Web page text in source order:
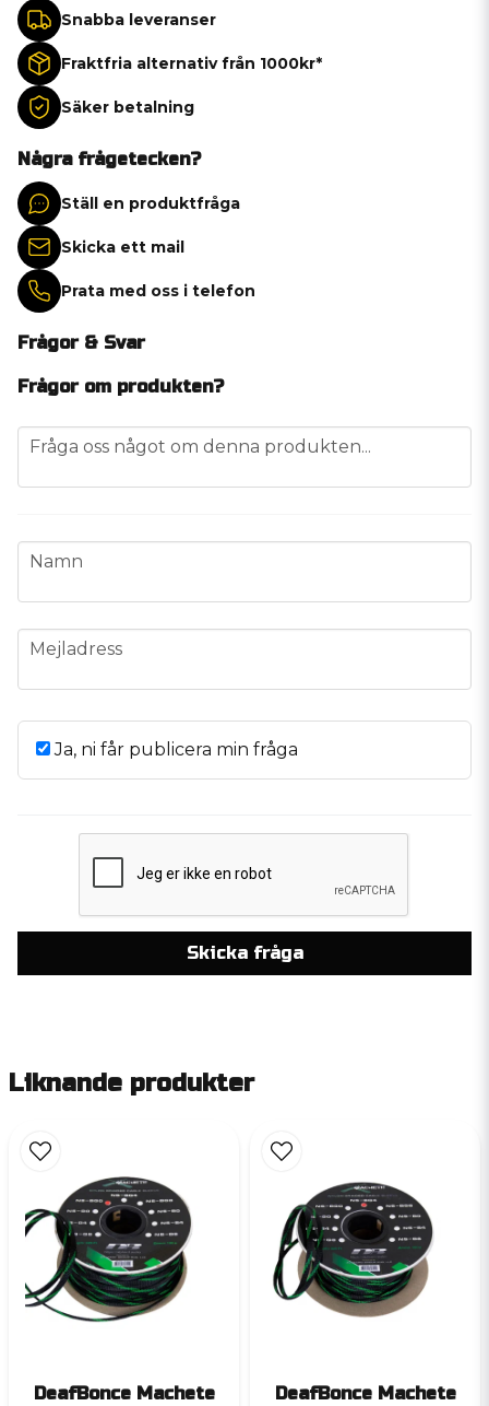
Snabba leveranser
Fraktfria alternativ från 1000kr*
Säker betalning
Några frågetecken?
Ställ en produktfråga
Skicka ett mail
Prata med oss i telefon
Frågor & Svar
Frågor om produkten?
question
Fråga oss något om denna produkten...
name
Namn
email
Mejladress
Ja, ni får publicera min fråga
Skicka fråga
Liknande produkter
DeafBonce Machete
DeafBonce Machete